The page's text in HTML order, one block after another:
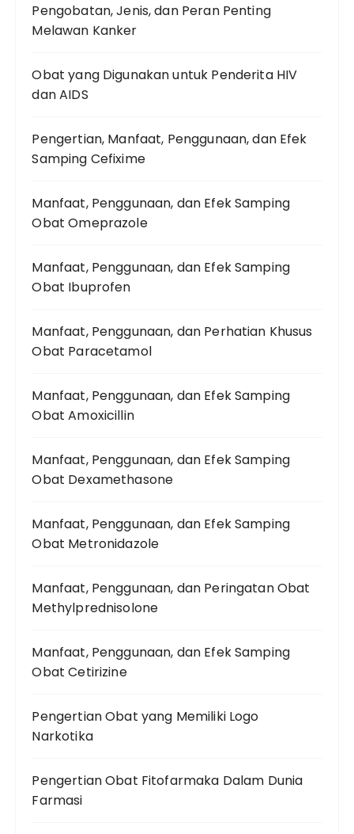
Pengobatan, Jenis, dan Peran Penting
Melawan Kanker
Obat yang Digunakan untuk Penderita HIV
dan AIDS
Pengertian, Manfaat, Penggunaan, dan Efek
Samping Cefixime
Manfaat, Penggunaan, dan Efek Samping
Obat Omeprazole
Manfaat, Penggunaan, dan Efek Samping
Obat Ibuprofen
Manfaat, Penggunaan, dan Perhatian Khusus
Obat Paracetamol
Manfaat, Penggunaan, dan Efek Samping
Obat Amoxicillin
Manfaat, Penggunaan, dan Efek Samping
Obat Dexamethasone
Manfaat, Penggunaan, dan Efek Samping
Obat Metronidazole
Manfaat, Penggunaan, dan Peringatan Obat
Methylprednisolone
Manfaat, Penggunaan, dan Efek Samping
Obat Cetirizine
Pengertian Obat yang Memiliki Logo
Narkotika
Pengertian Obat Fitofarmaka Dalam Dunia
Farmasi